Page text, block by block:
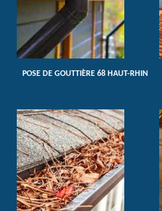
POSE DE GOUTTIÈRE 68 HAUT-RHIN